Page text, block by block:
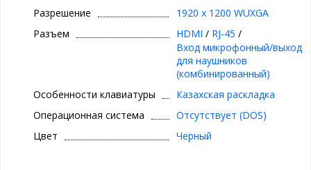
Разрешение
1920 x 1200 WUXGA
Разъем
HDMI / RJ-45 /
Вход микрофонный/выход
для наушников
(комбинированный)
Особенности клавиатуры
Казахская раскладка
Операционная система
Отсутствует (DOS)
Цвет
Черный